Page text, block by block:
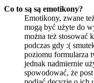
Co to są są emotikony?
Emotikony, zwane
mogą być użyte do
można też stosować
podczas gdy :(
poziomu formularza
jednak nadmiernie
spowodować, że